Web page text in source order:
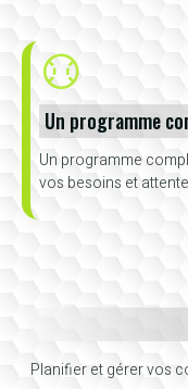
Un programme
Un programme
vos besoins et
Planifier et gérer vos